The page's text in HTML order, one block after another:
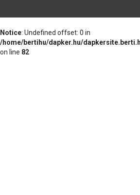
Notice: Undefined offset: 0 in
/home/bertihu/dapker.hu/
on line 82